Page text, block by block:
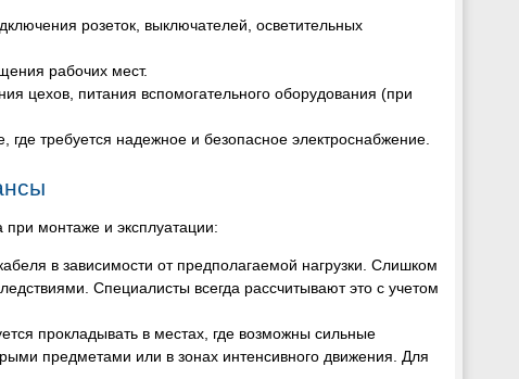
розеток, выключателей, осветительных
рабочих мест.
цехов, питания вспомогательного оборудования (при
где требуется надежное и безопасное электроснабжение.
монтаже и эксплуатации:
в зависимости от предполагаемой нагрузки. Слишком
Специалисты всегда рассчитывают это с учетом
прокладывать в местах, где возможны сильные
предметами или в зонах интенсивного движения. Для